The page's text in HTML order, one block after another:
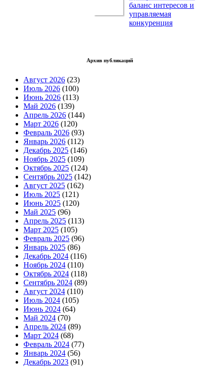
баланс интересов и
управляемая
конкуренция
Архив публикаций
Август 2026 (23)
Июль 2026 (100)
Июнь 2026 (113)
Май 2026 (139)
Апрель 2026 (144)
Март 2026 (120)
Февраль 2026 (93)
Январь 2026 (112)
Декабрь 2025 (146)
Ноябрь 2025 (109)
Октябрь 2025 (124)
Сентябрь 2025 (142)
Август 2025 (162)
Июль 2025 (121)
Июнь 2025 (120)
Май 2025 (96)
Апрель 2025 (113)
Март 2025 (105)
Февраль 2025 (96)
Январь 2025 (86)
Декабрь 2024 (116)
Ноябрь 2024 (110)
Октябрь 2024 (118)
Сентябрь 2024 (89)
Август 2024 (110)
Июль 2024 (105)
Июнь 2024 (64)
Май 2024 (70)
Апрель 2024 (89)
Март 2024 (68)
Февраль 2024 (77)
Январь 2024 (56)
Декабрь 2023 (91)